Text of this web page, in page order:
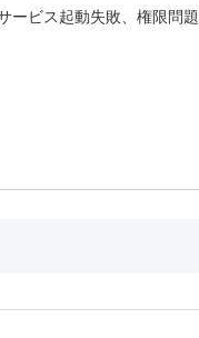
ービス起動失敗、権限問題